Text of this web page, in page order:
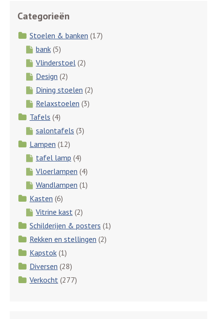
Categorieën
Stoelen & banken (17)
bank (5)
Vlinderstoel (2)
Design (2)
Dining stoelen (2)
Relaxstoelen (3)
Tafels (4)
salontafels (3)
Lampen (12)
tafel lamp (4)
Vloerlampen (4)
Wandlampen (1)
Kasten (6)
Vitrine kast (2)
Schilderijen & posters (1)
Rekken en stellingen (2)
Kapstok (1)
Diversen (28)
Verkocht (277)